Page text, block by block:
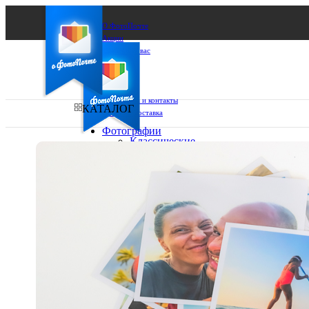
О ФотоПочте
Акции
Сделаем за вас
Бизнесу
FAQ
Франшиза
Поддержка и контакты
Оплата и доставка
Выберите из списка:
КАТАЛОГ
Фотографии
Классические
10х15
15х15
15х20
20х20
20х30
30х30
30х40
Фото
в